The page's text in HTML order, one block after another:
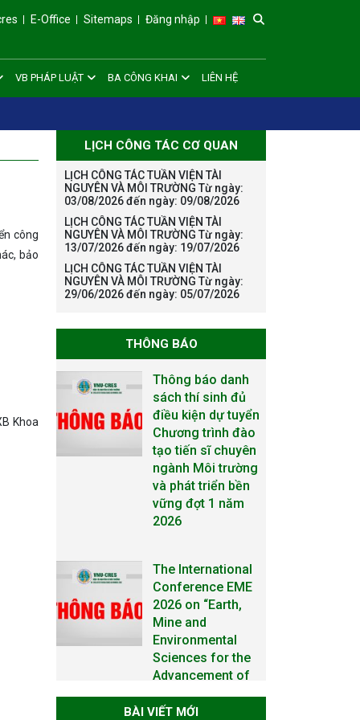
E-Office Sitemaps Đăng nhập
VB PHÁP LUẬT BA CÔNG KHAI LIÊN HỆ
công
bảo
Khoa
LỊCH CÔNG TÁC CƠ QUAN
LỊCH CÔNG TÁC TUẦN VIỆN TÀI
NGUYÊN VÀ MÔI TRƯỜNG Từ ngày:
03/08/2026 đến ngày: 09/08/2026
LỊCH CÔNG TÁC TUẦN VIỆN TÀI
NGUYÊN VÀ MÔI TRƯỜNG Từ ngày:
13/07/2026 đến ngày: 19/07/2026
LỊCH CÔNG TÁC TUẦN VIỆN TÀI
NGUYÊN VÀ MÔI TRƯỜNG Từ ngày:
29/06/2026 đến ngày: 05/07/2026
THÔNG BÁO
The International
Conference EME
2026 on “Earth,
Mine and
Environmental
Sciences for the
Advancement of
Strategic
Technologies and
THÔNG BÁO
TUYỂN SINH ĐÀO
TẠO TIẾN SĨ NĂM
2026
THÔNG BÁO KẾ
BÀI VIẾT MỚI